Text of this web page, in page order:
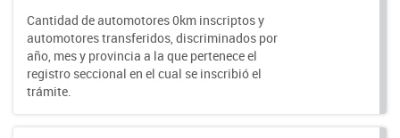
Cantidad de automotores 0km inscriptos y
automotores transferidos, discriminados por
año, mes y provincia a la que pertenece el
registro seccional en el cual se inscribió el
trámite.